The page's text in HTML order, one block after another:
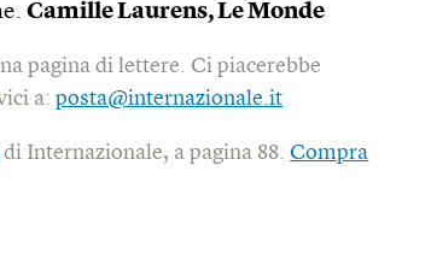
Camille Laurens, Le Monde
pagina di lettere. Ci piacerebbe
a:posta@internazionale.it
di Internazionale, a pagina 88.Compra